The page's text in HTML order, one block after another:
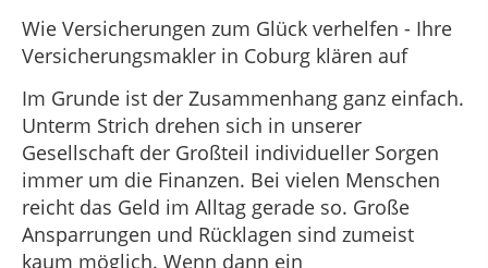
Wie Versicherungen zum Glück verhelfen - Ihre
Versicherungsmakler in Coburg klären auf
Im Grunde ist der Zusammenhang ganz einfach.
Unterm Strich drehen sich in unserer
Gesellschaft der Großteil individueller Sorgen
immer um die Finanzen. Bei vielen Menschen
reicht das Geld im Alltag gerade so. Große
Ansparrungen und Rücklagen sind zumeist
kaum möglich. Wenn dann ein